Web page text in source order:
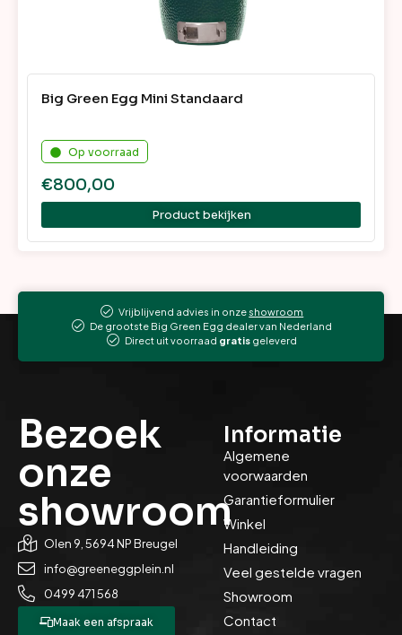
Big Green Egg Mini Standaard
Op voorraad
€800,00
Product bekijken
Vrijblijvend advies in onze showroom
De grootste Big Green Egg dealer van Nederland
Direct uit voorraad gratis geleverd
Bezoek
onze
showroom
Olen 9, 5694 NP Breugel
info@greeneggplein.nl
0499 471 568
Maak een afspraak
Informatie
Algemene
voorwaarden
Garantieformulier
Winkel
Handleiding
Veel gestelde vragen
Showroom
Contact